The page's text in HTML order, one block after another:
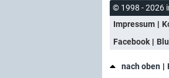
© 1998 - 2026
Impressum
Facebook
nach oben